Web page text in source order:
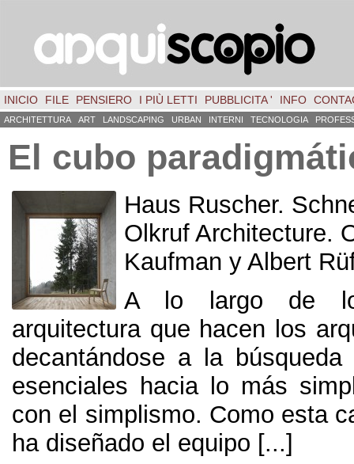
INICIO FILE PENSIERO I PIÙ LETTI PUBBLICITA ' INFO
ARCHITETTURA ART LANDSCAPING URBAN INTERNI TECNOLOGIA
El cubo
Haus Ruscher.
Olkruf Architecture.
Kaufman y Albert
A lo largo de
arquitectura que hacen los
decantándose a la
esenciales hacia lo más
con el simplismo. Como esta
ha diseñado el equipo [...]